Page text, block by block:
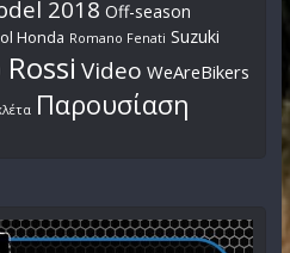
2018 Off-season
Honda Romano Fenati Suzuki
Video WeAreBikers
Παρουσίαση